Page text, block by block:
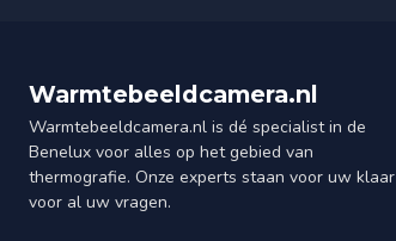
Warmtebeeldcamera.nl
Warmtebeeldcamera.nl is dé specialist in de
Benelux voor alles op het gebied van
thermografie. Onze experts staan voor uw klaar
voor al uw vragen.